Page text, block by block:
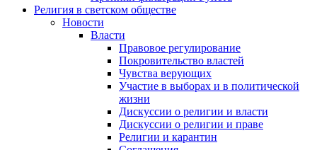
Религия в светском обществе
Новости
Власти
Правовое регулирование
Покровительство властей
Чувства верующих
Участие в выборах и в политической
жизни
Дискуссии о религии и власти
Дискуссии о религии и праве
Религии и карантин